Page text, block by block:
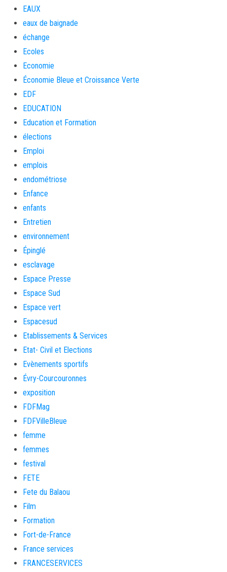
EAUX
eaux de baignade
échange
Ecoles
Economie
Économie Bleue et Croissance Verte
EDF
EDUCATION
Education et Formation
élections
Emploi
emplois
endométriose
Enfance
enfants
Entretien
environnement
Épinglé
esclavage
Espace Presse
Espace Sud
Espace vert
Espacesud
Etablissements & Services
Etat- Civil et Elections
Evènements sportifs
Évry-Courcouronnes
exposition
FDFMag
FDFVilleBleue
femme
femmes
festival
FETE
Fete du Balaou
Film
Formation
Fort-de-France
France services
FRANCESERVICES